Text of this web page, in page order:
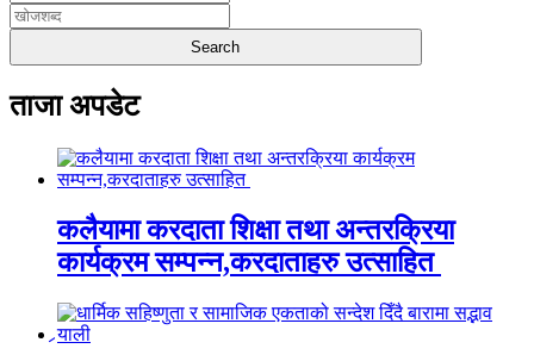
ताजा अपडेट
कलैयामा करदाता शिक्षा तथा अन्तरक्रिया
कार्यक्रम सम्पन्न,करदाताहरु उत्साहित